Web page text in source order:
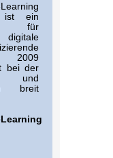
ist ein
für
2009
bei der
und
breit